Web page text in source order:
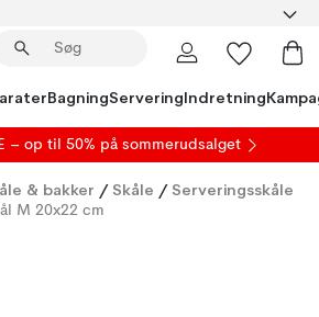
BagningServeringIndretning
– op til 50% på sommerudsalget
& bakker / Skåle / Serveringsskåle
M 20x22 cm